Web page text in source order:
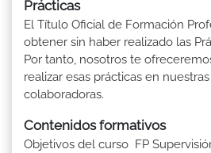
Prácticas
El Título Oficial de Formación
obtener sin haber realizado las
Por tanto, nosotros te
realizar esas prácticas en
colaboradoras.
Contenidos formativos
Objetivos del curso FP